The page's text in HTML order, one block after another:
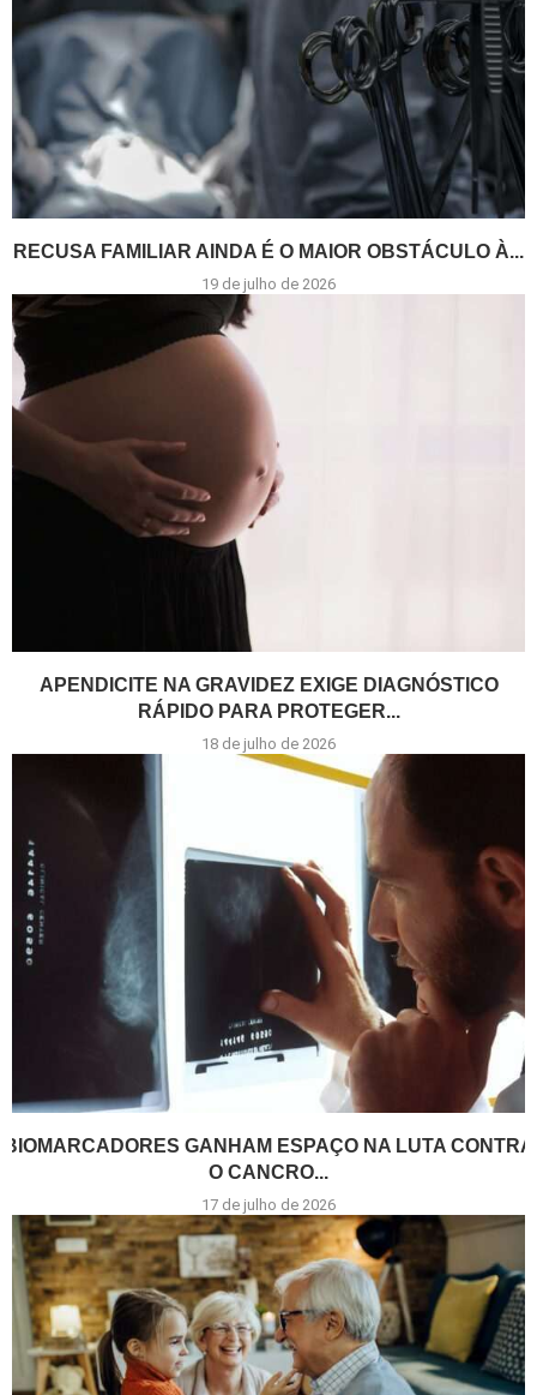
RECUSA FAMILIAR AINDA É O MAIOR OBSTÁCULO À...
19 de julho de 2026
APENDICITE NA GRAVIDEZ EXIGE DIAGNÓSTICO
RÁPIDO PARA PROTEGER...
18 de julho de 2026
BIOMARCADORES GANHAM ESPAÇO NA LUTA CONTRA
O CANCRO...
17 de julho de 2026